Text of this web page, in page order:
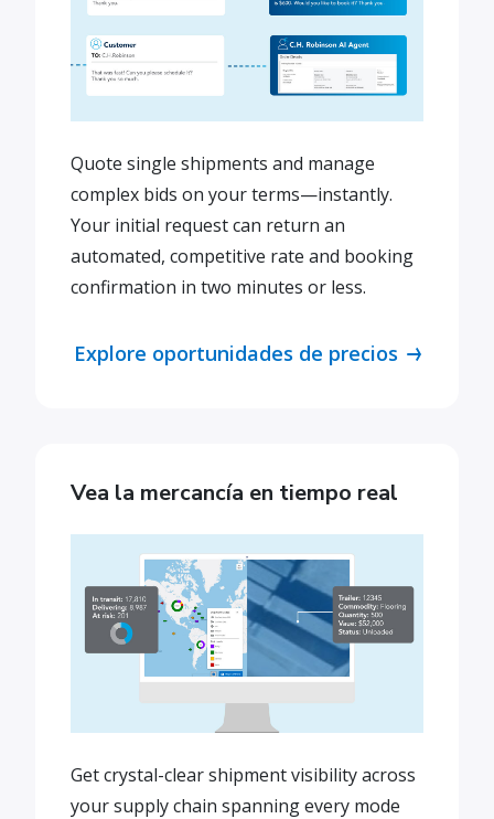
Quote single shipments and manage
complex bids on your terms—instantly.
Your initial request can return an
automated, competitive rate and booking
confirmation in two minutes or less.
Explore oportunidades de precios
Vea la mercancía en tiempo real
Get crystal-clear shipment visibility across
your supply chain spanning every mode